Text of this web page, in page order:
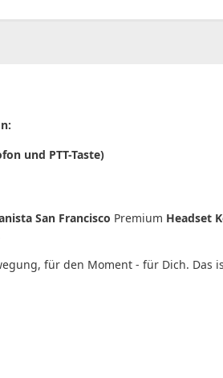
und PTT-Taste)
San Francisco Premium Headset
für den Moment - für Dich. Das